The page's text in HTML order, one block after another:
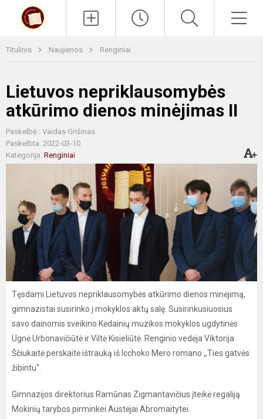
Titulinis Naujienos Renginiai
Lietuvos nepriklausomybės
atkūrimo dienos minėjimas II
Paskelbė : Vaidas Grišinas
Paskelbta: 2022-03-10
Kategorija: Renginiai
Tęsdami Lietuvos nepriklausomybės atkūrimo dienos minėjimą,
gimnazistai susirinko į mokyklos aktų salę. Susirinkusiuosius
savo dainomis sveikino Kėdainių muzikos mokyklos ugdytinės
Ugnė Urbonavičiūtė ir Viltė Kisieliūtė. Renginio vedėja Viktorija
Ščiukaitė perskaitė ištrauką iš Icchoko Mero romano ,,Ties gatvės
žibintu".
Gimnazijos direktorius Ramūnas Zigmantavičius įteikė regaliją
Mokinių tarybos pirminkei Austėjai Abromaitytei.